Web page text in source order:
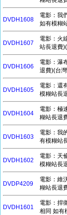
DVDH1608
電影：我
如有模糊
DVDH1607
電影：火
站長退費
DVDH1606
電影：瀑
退費)(台
DVDH1605
電影：還
模糊站長
DVDH1604
電影：極
糊站長退
DVDH1603
電影：我
有模糊站
DVDH1602
電影：天
模糊站長
DVDP4209
電影：維
糊站長退
DVDH1601
電影：捍
相同 如有